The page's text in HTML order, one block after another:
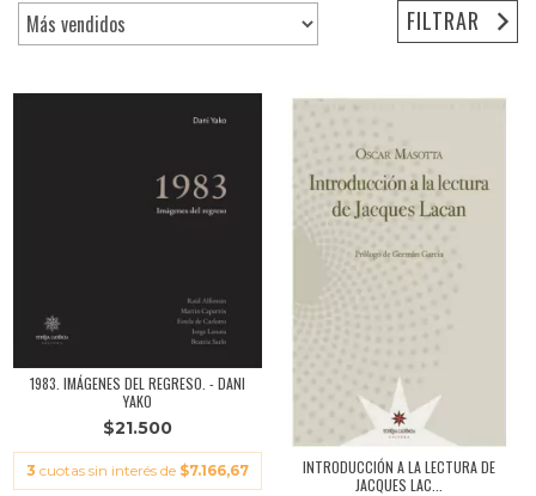
FILTRAR
1983. IMÁGENES DEL REGRESO. - DANI
YAKO
$21.500
3 cuotas sin interés de $7.166,67
INTRODUCCIÓN A LA LECTURA DE
JACQUES LAC...